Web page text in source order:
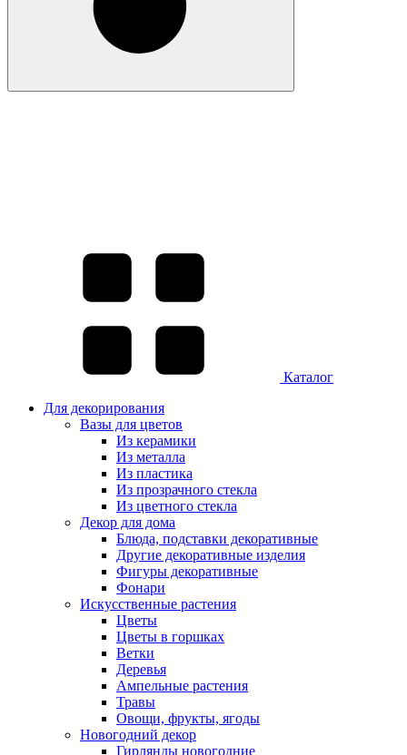
Каталог
Для декорирования
Вазы для цветов
Из керамики
Из металла
Из пластика
Из прозрачного стекла
Из цветного стекла
Декор для дома
Блюда, подставки декоративные
Другие декоративные изделия
Фигуры декоративные
Фонари
Искусственные растения
Цветы
Цветы в горшках
Ветки
Деревья
Ампельные растения
Травы
Овощи, фрукты, ягоды
Новогодний декор
Гирлянды новогодние